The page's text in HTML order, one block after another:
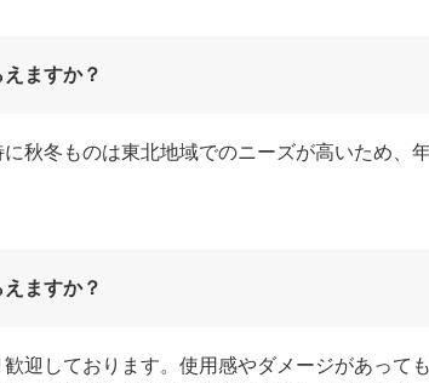
ますか？
秋冬ものは東北地域でのニーズが高いため、
ますか？
迎しております。使用感やダメージがあって